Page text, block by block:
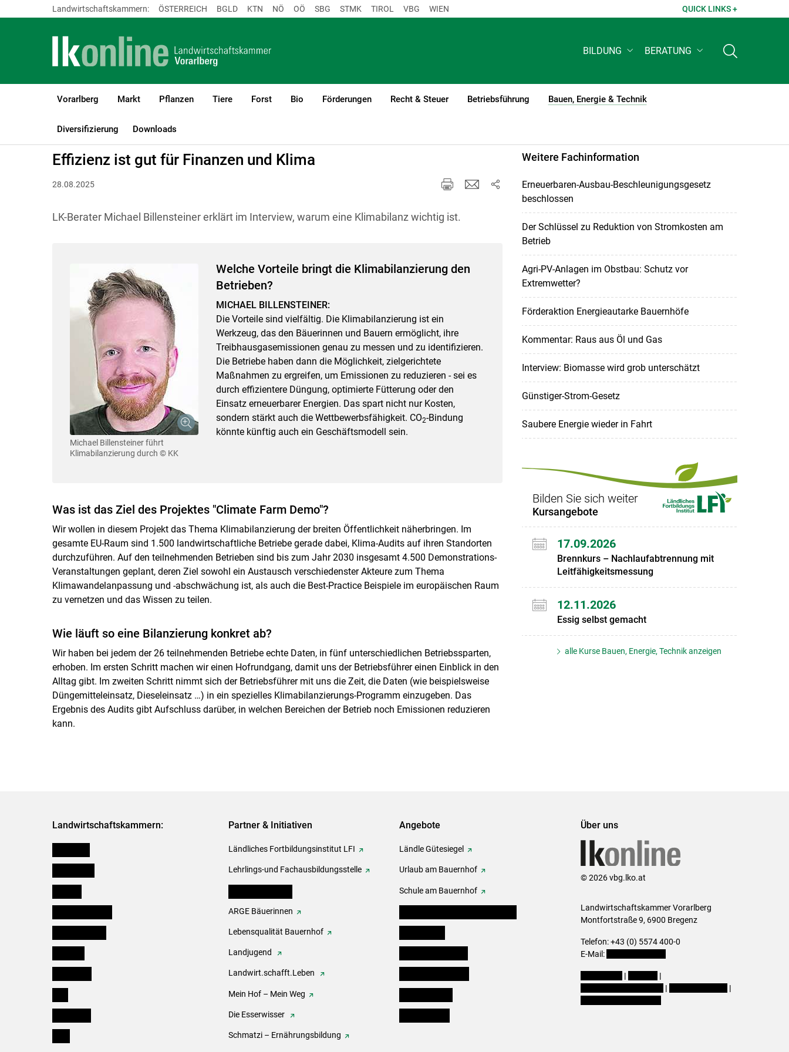
Skip to main content
Landwirtschaftskammern: ÖSTERREICH BGLD KTN NÖ OÖ SBG STMK TIROL VBG WIEN QUICK LINKS +
BILDUNG BERATUNG
Vorarlberg Markt Pflanzen Tiere Forst Bio Förderungen Recht & Steuer Betriebsführung Bauen, Energie & Technik
(current)1
Diversifizierung Downloads
LK Vorarlberg Bauen, Energie & Technik
Effizienz ist gut für Finanzen und Klima
28.08.2025
LK-Berater Michael Billensteiner erklärt im Interview, warum eine Klimabilanz wichtig ist.
Michael Billensteiner führt
Klimabilanzierung durch © KK
Welche Vorteile bringt die Klimabilanzierung den
Betrieben?
MICHAEL BILLENSTEINER:
Die Vorteile sind vielfältig. Die Klimabilanzierung ist ein
Werkzeug, das den Bäuerinnen und Bauern ermöglicht, ihre
Treibhausgasemissionen genau zu messen und zu identifizieren.
Die Betriebe haben dann die Möglichkeit, zielgerichtete
Maßnahmen zu ergreifen, um Emissionen zu reduzieren - sei es
durch effizientere Düngung, optimierte Fütterung oder den
Einsatz erneuerbarer Energien. Das spart nicht nur Kosten,
sondern stärkt auch die Wettbewerbsfähigkeit. CO2-Bindung
könnte künftig auch ein Geschäftsmodell sein.
Was ist das Ziel des Projektes "Climate Farm Demo"?
Wir wollen in diesem Projekt das Thema Klimabilanzierung der breiten Öffentlichkeit näherbringen. Im
gesamte EU-Raum sind 1.500 landwirtschaftliche Betriebe gerade dabei, Klima-Audits auf ihren Standorten
durchzuführen. Auf den teilnehmenden Betrieben sind bis zum Jahr 2030 insgesamt 4.500 Demonstrations-
Veranstaltungen geplant, deren Ziel sowohl ein Austausch verschiedenster Akteure zum Thema
Klimawandelanpassung und -abschwächung ist, als auch die Best-Practice Beispiele im europäischen Raum
zu vernetzen und das Wissen zu teilen.
Wie läuft so eine Bilanzierung konkret ab?
Wir haben bei jedem der 26 teilnehmenden Betriebe echte Daten, in fünf unterschiedlichen Betriebssparten,
erhoben. Im ersten Schritt machen wir einen Hofrundgang, damit uns der Betriebsführer einen Einblick in den
Alltag gibt. Im zweiten Schritt nimmt sich der Betriebsführer mit uns die Zeit, die Daten (wie beispielsweise
Düngemitteleinsatz, Dieseleinsatz …) in ein spezielles Klimabilanzierungs-Programm einzugeben. Das
Ergebnis des Audits gibt Aufschluss darüber, in welchen Bereichen der Betrieb noch Emissionen reduzieren
kann.
Weitere Fachinformation
Erneuerbaren-Ausbau-Beschleunigungsgesetz
beschlossen
Der Schlüssel zu Reduktion von Stromkosten am
Betrieb
Agri-PV-Anlagen im Obstbau: Schutz vor
Extremwetter?
Förderaktion Energieautarke Bauernhöfe
Kommentar: Raus aus Öl und Gas
Interview: Biomasse wird grob unterschätzt
Günstiger-Strom-Gesetz
Saubere Energie wieder in Fahrt
Bilden Sie sich weiter
Kursangebote
17.09.2026
Brennkurs – Nachlaufabtrennung mit
Leitfähigkeitsmessung
12.11.2026
Essig selbst gemacht
alle Kurse Bauen, Energie, Technik anzeigen
Landwirtschaftskammern: Partner & Initiativen
Ländliches Fortbildungsinstitut LFI
Lehrlings-und Fachausbildungsstelle
ARGE Bäuerinnen
Lebensqualität Bauernhof
Landjugend
Landwirt.schafft.Leben
Mein Hof – Mein Weg
Die Esserwisser
Schmatzi – Ernährungsbildung
Angebote
Ländle Gütesiegel
Urlaub am Bauernhof
Schule am Bauernhof
Über uns
© 2026 vbg.lko.at
Landwirtschaftskammer Vorarlberg
Montfortstraße 9, 6900 Bregenz
Telefon: +43 (0) 5574 400-0
E-Mail:
|
|
|
|